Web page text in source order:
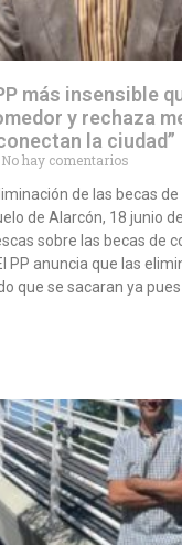
más insensible
y rechaza
la ciudad”
No hay comentarios
de las becas
de Alarcón, 18 junio
sobre las becas de
PP anuncia que las
que se sacaran ya